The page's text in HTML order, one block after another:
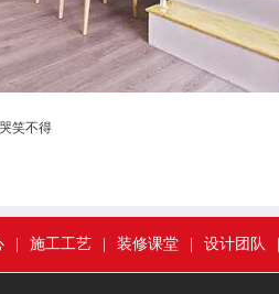
笑不得
施工工艺 装修课堂 设计团队